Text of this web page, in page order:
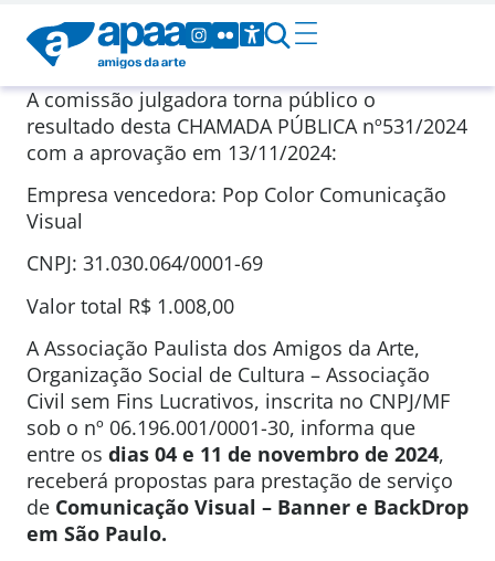
A comissão julgadora torna público o
resultado desta CHAMADA PÚBLICA nº531/2024
com a aprovação em 13/11/2024:
Empresa vencedora: Pop Color Comunicação
Visual
CNPJ: 31.030.064/0001-69
Valor total R$ 1.008,00
A Associação Paulista dos Amigos da Arte,
Organização Social de Cultura – Associação
Civil sem Fins Lucrativos, inscrita no CNPJ/MF
sob o nº 06.196.001/0001-30, informa que
entre os dias 04 e 11 de novembro de 2024,
receberá propostas para prestação de serviço
de Comunicação Visual – Banner e BackDrop
em São Paulo.